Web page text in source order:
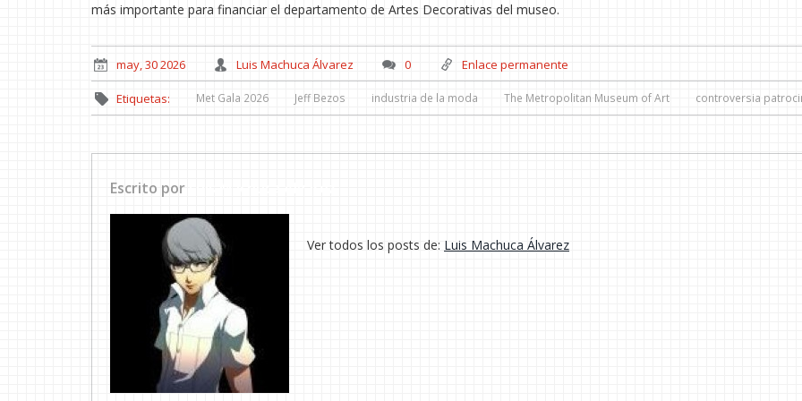
más importante para financiar el departamento de Artes Decorativas del museo.
may, 30 2026 Luis Machuca Álvarez 0 Enlace permanente
Etiquetas: Met Gala 2026 Jeff Bezos industria de la moda The Metropolitan Museum of Art controversia
Escrito por
Ver todos los posts de: Luis Machuca Álvarez